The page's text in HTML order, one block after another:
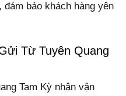
bảo khách hàng yên
Từ Tuyên Quang
Tam Kỳ nhận vận